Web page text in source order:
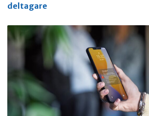
deltagare